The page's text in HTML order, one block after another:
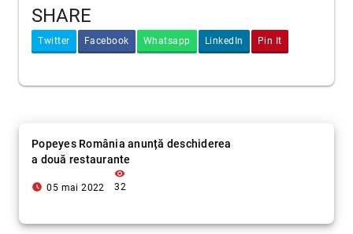
SHARE
Twitter Facebook Whatsapp LinkedIn Pin It
Popeyes România anunță deschiderea
a două restaurante
access_time_filled 05 mai 2022
visibility
32